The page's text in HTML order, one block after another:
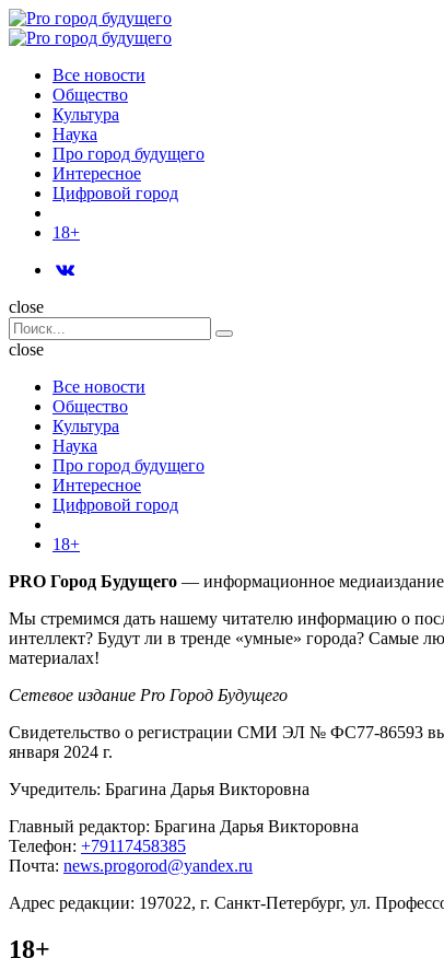
Menu
Поиск
Menu
Pro
Все новости
Общество
Культура
Наука
Про город будущего
Интересное
Цифровой город
18+
Поиск
close
Search
for:
Поиск
close
Все новости
Общество
Культура
Наука
Про город будущего
Интересное
Цифровой город
18+
PRO Город Будущего — информационное
Мы стремимся дать нашему читателю информацию о
интеллект? Будут ли в тренде «умные» города? Самые
материалах!
Сетевое издание Pro Город Будущего
Свидетельство о регистрации СМИ ЭЛ № ФС77-86593
января 2024 г.
Учредитель: Брагина Дарья Викторовна
Главный редактор: Брагина Дарья Викторовна
Телефон: +79117458385
Почта: news.progorod@yandex.ru
Адрес редакции: 197022, г. Санкт-Петербург, ул.
18+